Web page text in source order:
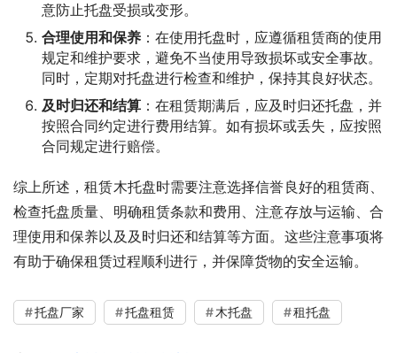
意防止托盘受损或变形。
合理使用和保养 ：在使用托盘时，应遵循租赁商的使用
规定和维护要求，避免不当使用导致损坏或安全事故。
同时，定期对托盘进行检查和维护，保持其良好状态。
及时归还和结算 ：在租赁期满后，应及时归还托盘，并
按照合同约定进行费用结算。如有损坏或丢失，应按照
合同规定进行赔偿。
综上所述，租赁木托盘时需要注意选择信誉良好的租赁商、
检查托盘质量、明确租赁条款和费用、注意存放与运输、合
理使用和保养以及及时归还和结算等方面。这些注意事项将
有助于确保租赁过程顺利进行，并保障货物的安全运输。
托盘厂家 托盘租赁 木托盘 租托盘